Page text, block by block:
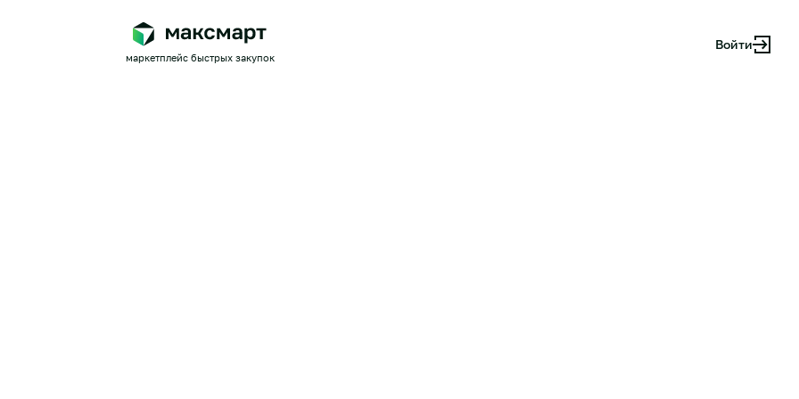
маркетплейс быстрых закупок
Войти